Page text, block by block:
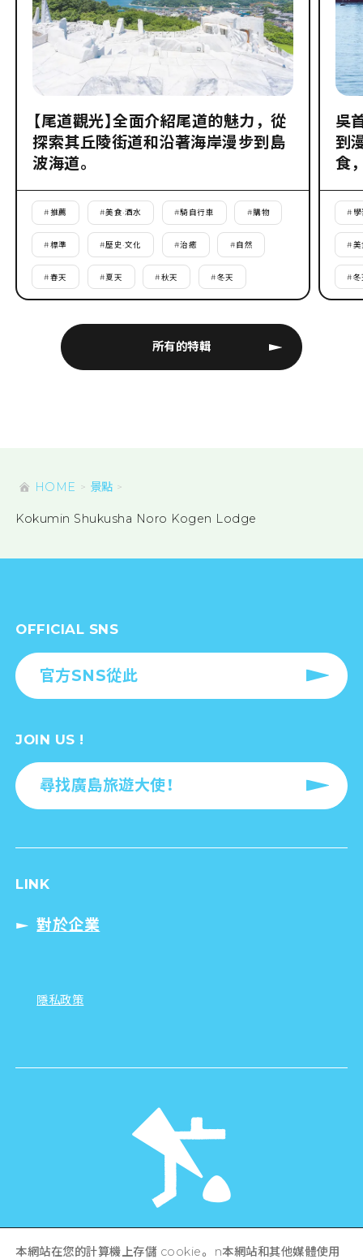
所有的特輯
【尾道觀光】全面介紹尾道的魅力，從
探索其丘陵街道和沿著海岸漫步到島
波海道。
#推薦 #美食·酒水 #騎自行車 #購物
#標準 #歷史·文化 #治癒 #自然
#春天 #夏天 #秋天 #冬天
吳
到
食
# 學
#美
#冬
HOME 景點
Kokumin Shukusha Noro Kogen Lodge
OFFICIAL SNS
官方SNS從此
JOIN US !
尋找廣島旅遊大使！
LINK
對於企業
隱私政策
Hiroshima Prefecture / Hiroshima City .
本網站在您的計算機上存儲 cookie。 n本網站和其他媒體使用